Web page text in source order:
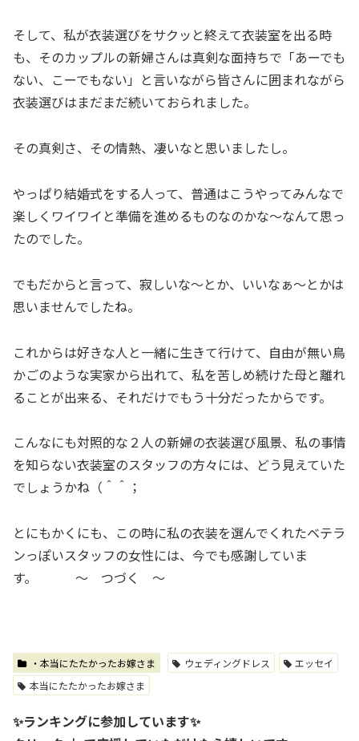
そして、私が衣装選びをサクッと終えて衣装室を出る時
も、そのカップルの新婦さんは真剣な面持ちで「あーでも
ない、こーでもない」と言いながら皆さんに囲まれながら
衣装選びはまだまだ続いておられました。
その真剣さ、その情熱、凄いなと思いましたし。
やっぱり結婚式をする人って、普通はこうやってみんなで
楽しくワイワイと準備を進めるものなのかな～なんて思っ
たのでした。
でもだからと言って、寂しいな～とか、いいなぁ～とかは
思いませんでしたね。
これからは好きな人と一緒に生きて行けて、自由が無い鳥
かごのような実家から出れて、私を苦しめ続けた母と離れ
ることが出来る、それだけでもう十分だったからです。
こんなにも対照的な２人の新婦の衣装選び風景、私の事情
を知らない衣装室のスタッフの方々には、どう見えていた
でしょうかね（＾＾；
とにもかくにも、この時に私の衣装を選んでくれたベテラ
ンっぽいスタッフの女性には、今でも感謝していま
す。 ～ つづく ～
・本当にたたかったお嫁さま ウェディングドレス
エッセイ
本当にたたかったお嫁さま
✨ランキングに参加しています✨